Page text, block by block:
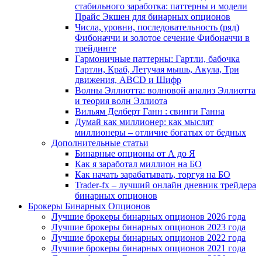
стабильного заработка: паттерны и модели
Прайс Экшен для бинарных опционов
Числа, уровни, последовательность (ряд)
Фибоначчи и золотое сечение Фибоначчи в
трейдинге
Гармоничные паттерны: Гартли, бабочка
Гартли, Краб, Летучая мышь, Акула, Три
движения, ABCD и Шифр
Волны Эллиотта: волновой анализ Эллиотта
и теория волн Эллиота
Вильям Делберт Ганн : свинги Ганна
Думай как миллионер: как мыслят
миллионеры – отличие богатых от бедных
Дополнительные статьи
Бинарные опционы от А до Я
Как я заработал миллион на БО
Как начать зарабатывать, торгуя на БО
Trader-fx – лучший онлайн дневник трейдера
бинарных опционов
Брокеры Бинарных Опционов
Лучшие брокеры бинарных опционов 2026 года
Лучшие брокеры бинарных опционов 2023 года
Лучшие брокеры бинарных опционов 2022 года
Лучшие брокеры бинарных опционов 2021 года